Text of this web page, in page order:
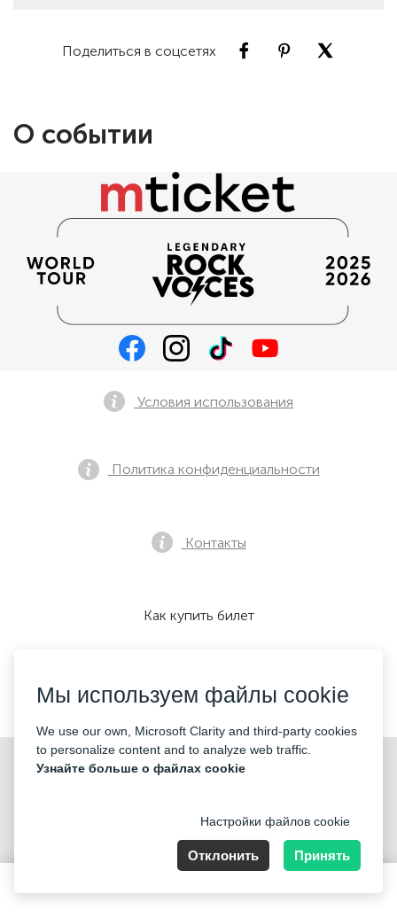
Поделиться в соцсетях
О событии
©2026 «Mticket Sp. z o.o.» Все права защищены
Условия использования
Политика конфиденциальности
Контакты
Как купить билет
Мы принимаем:
Мы используем файлы cookie
We use our own, Microsoft Clarity and third-party cookies
to personalize content and to analyze web traffic.
Узнайте больше о файлах cookie
Настройки файлов cookie
Отклонить Принять